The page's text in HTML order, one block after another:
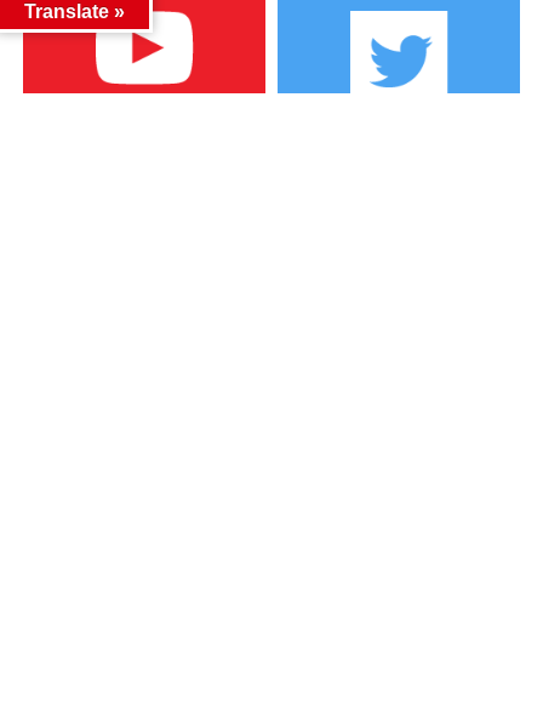
Translate »